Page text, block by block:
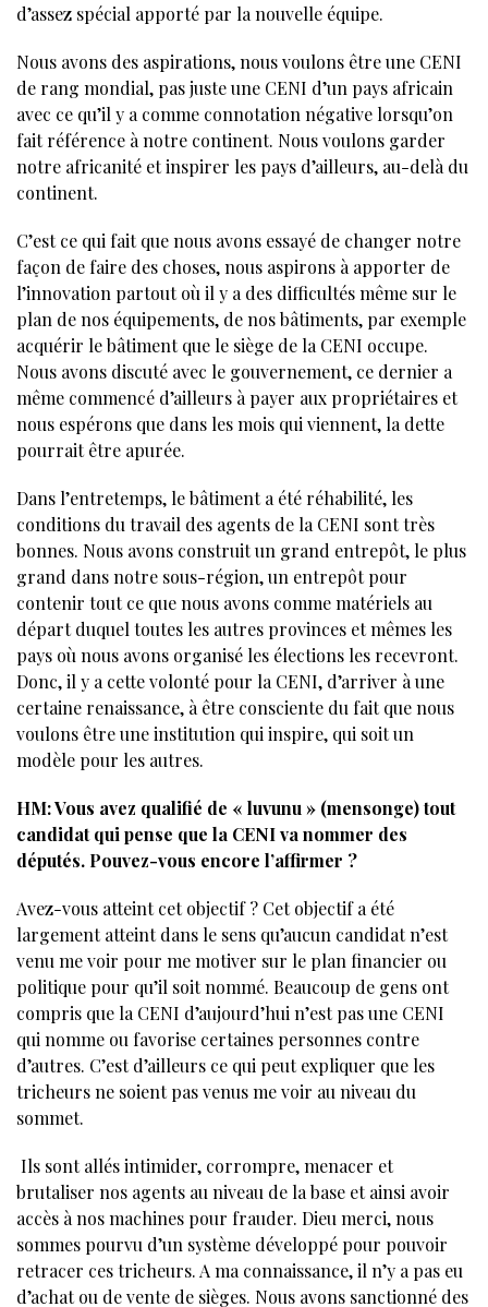
d’assez spécial apporté par la nouvelle équipe.
Nous avons des aspirations, nous voulons être une CENI
de rang mondial, pas juste une CENI d’un pays africain
avec ce qu’il y a comme connotation négative lorsqu’on
fait référence à notre continent. Nous voulons garder
notre africanité et inspirer les pays d’ailleurs, au-delà du
continent.
C’est ce qui fait que nous avons essayé de changer notre
façon de faire des choses, nous aspirons à apporter de
l’innovation partout où il y a des difficultés même sur le
plan de nos équipements, de nos bâtiments, par exemple
acquérir le bâtiment que le siège de la CENI occupe.
Nous avons discuté avec le gouvernement, ce dernier a
même commencé d’ailleurs à payer aux propriétaires et
nous espérons que dans les mois qui viennent, la dette
pourrait être apurée.
Dans l’entretemps, le bâtiment a été réhabilité, les
conditions du travail des agents de la CENI sont très
bonnes. Nous avons construit un grand entrepôt, le plus
grand dans notre sous-région, un entrepôt pour
contenir tout ce que nous avons comme matériels au
départ duquel toutes les autres provinces et mêmes les
pays où nous avons organisé les élections les recevront.
Donc, il y a cette volonté pour la CENI, d’arriver à une
certaine renaissance, à être consciente du fait que nous
voulons être une institution qui inspire, qui soit un
modèle pour les autres.
HM: Vous avez qualifié de « luvunu » (mensonge) tout
candidat qui pense que la CENI va nommer des
députés. Pouvez-vous encore l’affirmer ?
Avez-vous atteint cet objectif ? Cet objectif a été
largement atteint dans le sens qu’aucun candidat n’est
venu me voir pour me motiver sur le plan financier ou
politique pour qu’il soit nommé. Beaucoup de gens ont
compris que la CENI d’aujourd’hui n’est pas une CENI
qui nomme ou favorise certaines personnes contre
d’autres. C’est d’ailleurs ce qui peut expliquer que les
tricheurs ne soient pas venus me voir au niveau du
sommet.
Ils sont allés intimider, corrompre, menacer et
brutaliser nos agents au niveau de la base et ainsi avoir
accès à nos machines pour frauder. Dieu merci, nous
sommes pourvu d’un système développé pour pouvoir
retracer ces tricheurs. A ma connaissance, il n’y a pas eu
d’achat ou de vente de sièges. Nous avons sanctionné des